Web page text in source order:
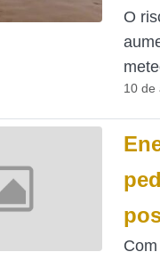
O
10 de